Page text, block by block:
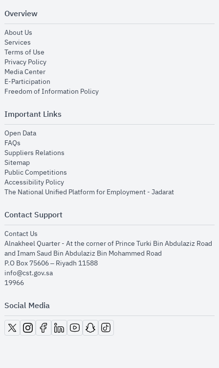
Overview
About Us
Services
Terms of Use
Privacy Policyopens in new window
Media Centeropens in new window
E-Participation
Freedom of Information Policyopens in new window
Important Links
Open Dataopens in new window
FAQs
Suppliers Relations
Sitemapopens in new window
Public Competitions
Accessibility Policyopens in new window
The National Unified Platform for Employment - Jadaratopens in new
Contact Support
Contact Us
Alnakheel Quarter - At the corner of Prince Turki Bin Abdulaziz Road
and Imam Saud Bin Abdulaziz Bin Mohammed Road​
P.O Box 75606 – Riyadh 11588
info@cst.gov.sa
19966
Social Media
opens in new window
opens in new window
opens in new window
opens in new window
opens in new window
opens in new window
opens in new window